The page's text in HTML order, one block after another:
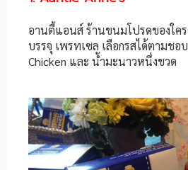
อานตี้แอนส์ ร้านขนมโปรดของใค
บรรจุ เพรทเซล เลือกรสได้ตามชอ
Chicken และ น้ำมะนาวหนึ่งขวด